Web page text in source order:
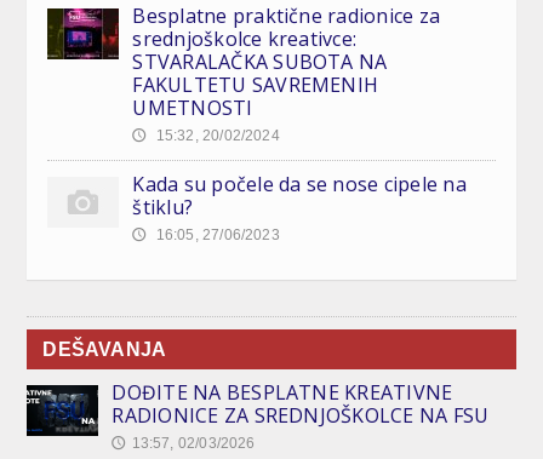
Besplatne praktične radionice za
srednjoškolce kreativce:
STVARALAČKA SUBOTA NA
FAKULTETU SAVREMENIH
UMETNOSTI
🕔 15:32, 20/02/2024
Kada su počele da se nose cipele na
štiklu?
🕔 16:05, 27/06/2023
DEŠAVANJA
DOĐITE NA BESPLATNE KREATIVNE
RADIONICE ZA SREDNJOŠKOLCE NA FSU
🕔 13:57, 02/03/2026